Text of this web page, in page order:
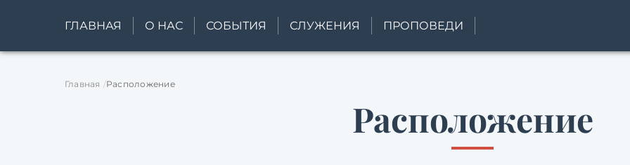
ГЛАВНАЯ О НАС СОБЫТИЯ СЛУЖЕНИЯ ПРОПОВЕДИ
Главная Расположение
Расположение